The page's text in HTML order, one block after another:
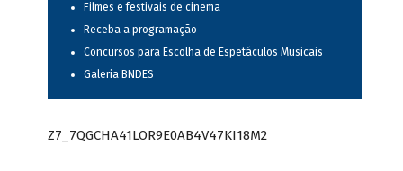
Filmes e festivais de cinema
Receba a programação
Concursos para Escolha de Espetáculos Musicais
Galeria BNDES
Z7_7QGCHA41LOR9E0AB4V47KI18M2